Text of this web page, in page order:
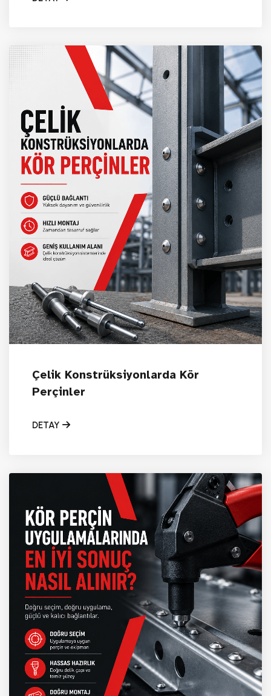
Çelik Konstrüksiyonlarda Kör
Perçinler
DETAY